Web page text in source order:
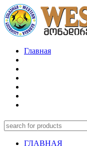
Главная
ГЛАВНАЯ